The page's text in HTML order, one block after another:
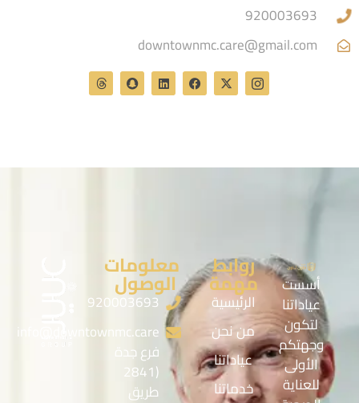
920003693
downtownmc.care@gmail.com
أسست
عياداتنا
لتكون
وجهتكم
الأولى
للعناية
روابط
مهمة
الرئيسية
من نحن
عياداتنا
خدماتنا
معلومات
الوصول
920003693
info@downtownmc.care
فرع جدة
(2841
طريق